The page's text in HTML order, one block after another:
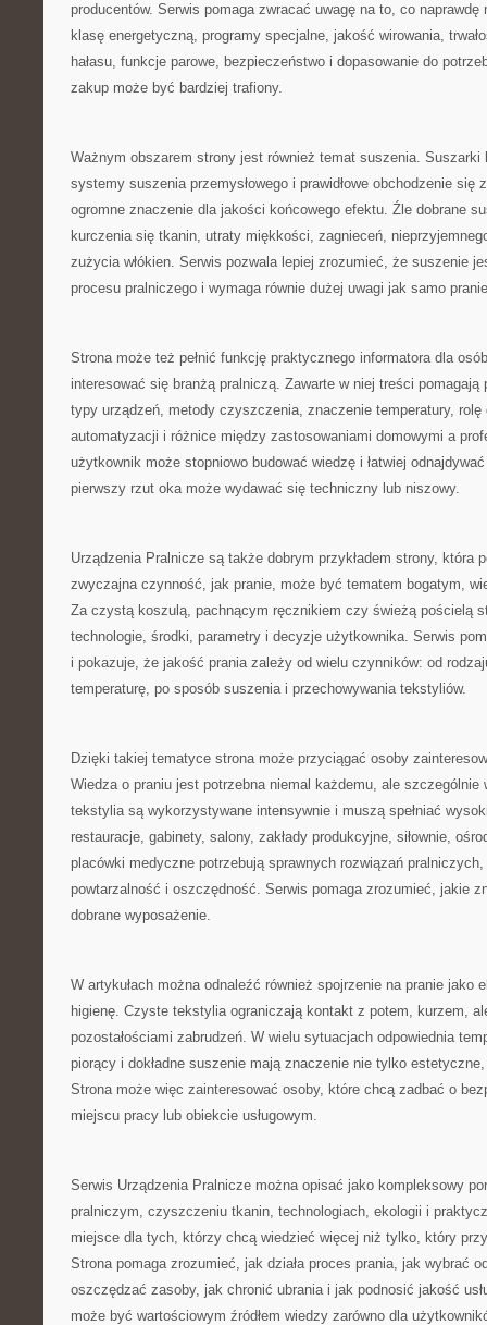
producentów. Serwis pomaga zwracać uwagę na to, co
klasę energetyczną, programy specjalne, jakość wirowania,
hałasu, funkcje parowe, bezpieczeństwo i dopasowanie do
zakup może być bardziej trafiony.
Ważnym obszarem strony jest również temat suszenia. Suszarki
systemy suszenia przemysłowego i prawidłowe obchodzenie
ogromne znaczenie dla jakości końcowego efektu. Źle dobrane
kurczenia się tkanin, utraty miękkości, zagnieceń,
zużycia włókien. Serwis pozwala lepiej zrozumieć, że suszenie
procesu pralniczego i wymaga równie dużej uwagi jak samo
Strona może też pełnić funkcję praktycznego informatora dla
interesować się branżą pralniczą. Zawarte w niej treści pomagają
typy urządzeń, metody czyszczenia, znaczenie temperatury, rolę
automatyzacji i różnice między zastosowaniami domowymi a
użytkownik może stopniowo budować wiedzę i łatwiej
pierwszy rzut oka może wydawać się techniczny lub niszowy.
Urządzenia Pralnicze są także dobrym przykładem strony, która
zwyczajna czynność, jak pranie, może być tematem bogatym,
Za czystą koszulą, pachnącym ręcznikiem czy świeżą pościelą
technologie, środki, parametry i decyzje użytkownika. Serwis
i pokazuje, że jakość prania zależy od wielu czynników: od
temperaturę, po sposób suszenia i przechowywania tekstyliów.
Dzięki takiej tematyce strona może przyciągać osoby
Wiedza o praniu jest potrzebna niemal każdemu, ale
tekstylia są wykorzystywane intensywnie i muszą spełniać
restauracje, gabinety, salony, zakłady produkcyjne, siłownie,
placówki medyczne potrzebują sprawnych rozwiązań
powtarzalność i oszczędność. Serwis pomaga zrozumieć, jakie
dobrane wyposażenie.
W artykułach można odnaleźć również spojrzenie na pranie jako
higienę. Czyste tekstylia ograniczają kontakt z potem, kurzem,
pozostałościami zabrudzeń. W wielu sytuacjach odpowiednia
piorący i dokładne suszenie mają znaczenie nie tylko
Strona może więc zainteresować osoby, które chcą zadbać o
miejscu pracy lub obiekcie usługowym.
Serwis Urządzenia Pralnicze można opisać jako kompleksowy
pralniczym, czyszczeniu tkanin, technologiach, ekologii i
miejsce dla tych, którzy chcą wiedzieć więcej niż tylko, który
Strona pomaga zrozumieć, jak działa proces prania, jak wybrać
oszczędzać zasoby, jak chronić ubrania i jak podnosić jakość
może być wartościowym źródłem wiedzy zarówno dla